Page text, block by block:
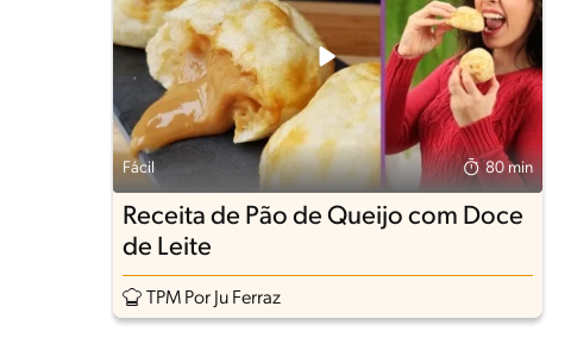
Fácil 80 min
Receita de Pão de Queijo com Doce
de Leite
TPM Por Ju Ferraz